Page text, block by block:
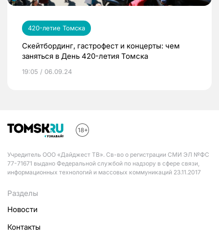
420-летие Томска
Скейтбординг, гастрофест и концерты: чем
заняться в День 420-летия Томска
19:05 / 06.09.24
Учредитель ООО «Дайджест ТВ». Св-во о регистрации СМИ ЭЛ №ФС
77-71671 выдано Федеральной службой по надзору в сфере связи,
информационных технологий и массовых коммуникаций 23.11.2017
Разделы
Новости
Контакты